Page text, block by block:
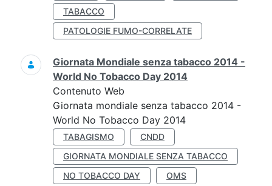
TABACCO
PATOLOGIE FUMO-CORRELATE
Giornata Mondiale senza tabacco 2014 -
World No Tobacco Day 2014
Contenuto Web
Giornata mondiale senza tabacco 2014 -
World No Tobacco Day 2014
TABAGISMO
CNDD
GIORNATA MONDIALE SENZA TABACCO
NO TOBACCO DAY
OMS